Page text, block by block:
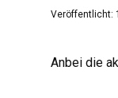
Veröffentlicht:
Anbei die